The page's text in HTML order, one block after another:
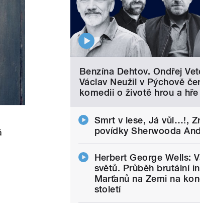
Benzína Dehtov. Ondřej
Václav Neužil v Pýchově
komedii o životě hrou a
Smrt v lese, Já vůl…!,
povídky Sherwooda
Herbert George Wells:
světů. Průběh brutální
Marťanů na Zemi na
století